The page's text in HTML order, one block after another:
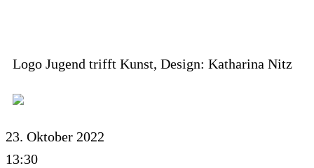
Logo Jugend trifft Kunst, Design: Katharina Nitz
23. Oktober 2022
13:30